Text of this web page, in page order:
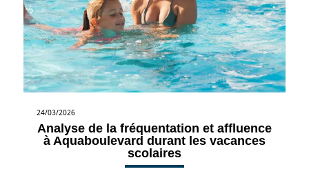
24/03/2026
Analyse de la fréquentation et affluence
à Aquaboulevard durant les vacances
scolaires